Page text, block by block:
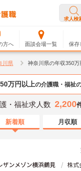
求人検
方へ 面談会場一覧 保存
川県 神奈川県の年収350
万円以上の介護職・福祉
・福祉求人数 2,200
新着順 月収順
ザンメゾン横浜鶴見 株式